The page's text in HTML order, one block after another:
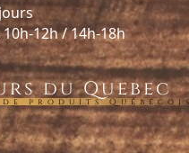
12h / 14h-18h
du Quebec
produits